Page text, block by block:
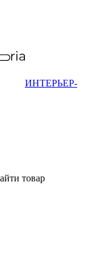
ИНТЕРЬЕР-
товар